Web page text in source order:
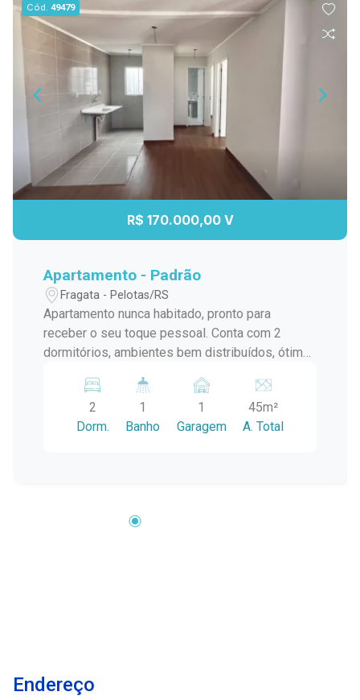
Cód.49479
R$ 170.000,00 V
Apartamento - Padrão
Fragata - Pelotas/RS
Apartamento nunca habitado, pronto para
receber o seu toque pessoal. Conta com 2
dormitórios, ambientes bem distribuídos, ótima
que faz toda a diferença. Vaga de garagem 2
quartos Condomínio organizado e seguro
Imóvel novo, pronto para morar Ideal para quem
2
Dorm.
1
Banho
1
Garagem
45m²
A. Total
Endereço